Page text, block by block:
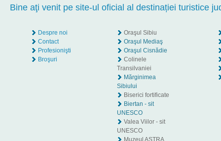
Bine aţi venit pe site-ul oficial al destinației turistice
Despre noi
Contact
Profesionişti
Broşuri
Oraşul Sibiu
Oraşul Mediaş
Oraşul Cisnădie
Colinele
Transilvaniei
Mărginimea
Sibiului
Biserici fortificate
Biertan - sit
UNESCO
Valea Viilor - sit
UNESCO
Muzeul ASTRA